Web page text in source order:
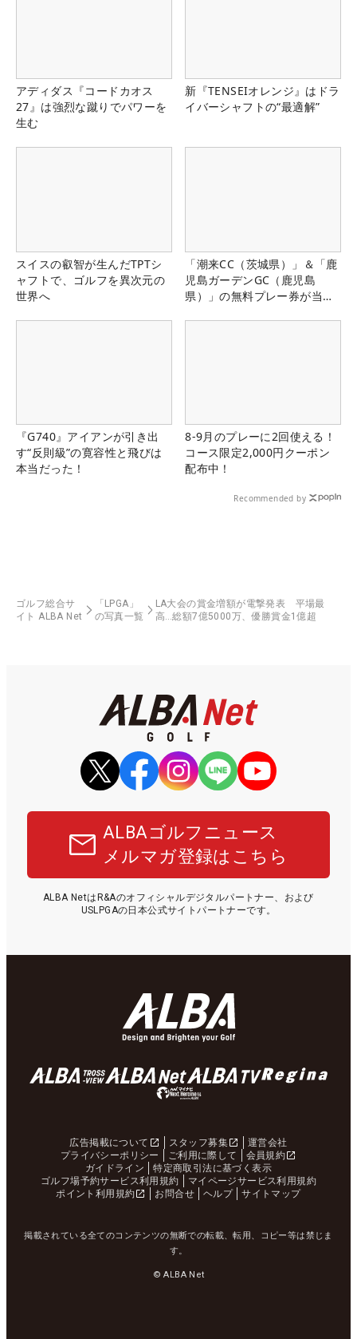
アディダス『コードカオス
27』は強烈な蹴りでパワーを
生む
新『TENSEIオレンジ』はドラ
イバーシャフトの“最適解”
スイスの叡智が生んだTPTシ
ャフトで、ゴルフを異次元の
世界へ
「潮来CC（茨城県）」＆「鹿
児島ガーデンGC（鹿児島
県）」の無料プレー券が当た
『G740』アイアンが引き出
す“反則級”の寛容性と飛びは
本当だった！
8-9月のプレーに2回使える！
コース限定2,000円クーポン
配布中！
Recommended by
ゴルフ総合サ
イト ALBA Net
「LPGA」
の写真一覧
LA大会の賞金増額が電撃発表 平場最
高…総額7億5000万、優勝賞金1億超
ALBAゴルフニュース
メルマガ登録はこちら
ALBA NetはR&Aのオフィシャルデジタルパートナー、および
USLPGAの日本公式サイトパートナーです。
広告掲載について スタッフ募集
運営会社
プライバシーポリシー
ご利用に際して
会員規約
ガイドライン
特定商取引法に基づく表示
ゴルフ場予約サービス利用規約
マイページサービス利用規約
ポイント利用規約
お問合せ ヘルプ サイトマップ
掲載されている全てのコンテンツの無断での転載、転用、コピー等は禁じま
す。
© ALBA Net